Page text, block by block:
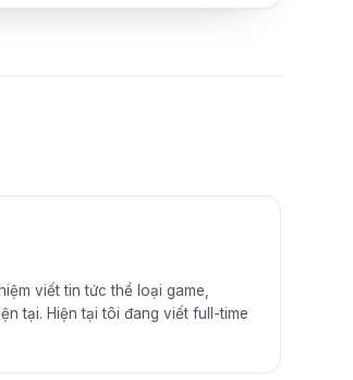
viết tin tức thể loại game,
tại. Hiện tại tôi đang viết full-time